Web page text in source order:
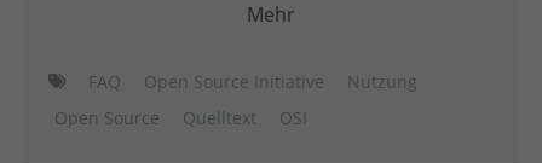
Mehr
FAQ Open Source Initiative
Nutzung
Open Source
Quelltext OSI